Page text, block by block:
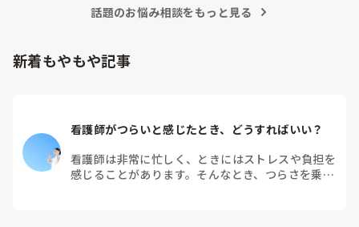
話題のお悩み相談をもっと見る
新着もやもや記事
看護師がつらいと感じたとき、どうすればいい？
看護師は非常に忙しく、ときにはストレスや負担を
感じることがあります。そんなとき、つらさを乗り